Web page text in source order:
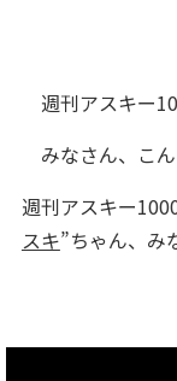
週刊アスキー
みなさん、こ
週刊アスキー
スキ”ちゃん、み